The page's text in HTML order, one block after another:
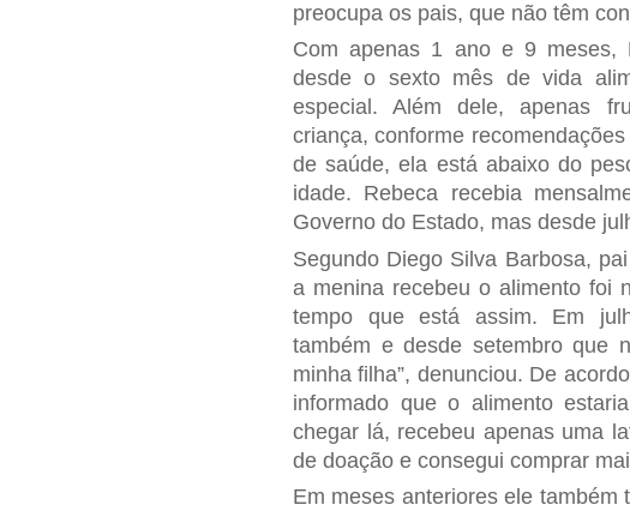
preocupa os pais, que não têm
Com apenas 1 ano e 9 meses,
desde o sexto mês de vida
especial. Além dele, apenas
criança, conforme
de saúde, ela está abaixo do
idade. Rebeca recebia
Governo do Estado, mas desde
Segundo Diego Silva Barbosa,
a menina recebeu o alimento foi
tempo que está assim. Em
também e desde setembro que
minha filha”, denunciou. De
informado que o alimento
chegar lá, recebeu apenas uma
de doação e consegui comprar
Em meses anteriores ele